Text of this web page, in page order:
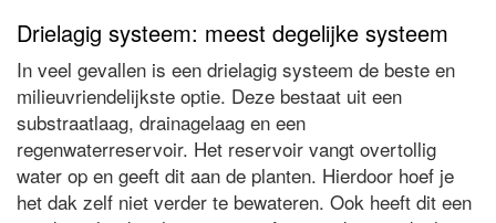
Drielagig systeem: meest degelijke systeem
In veel gevallen is een drielagig systeem de beste en
milieuvriendelijkste optie. Deze bestaat uit een
substraatlaag, drainagelaag en een
regenwaterreservoir. Het reservoir vangt overtollig
water op en geeft dit aan de planten. Hierdoor hoef je
het dak zelf niet verder te bewateren. Ook heeft dit een